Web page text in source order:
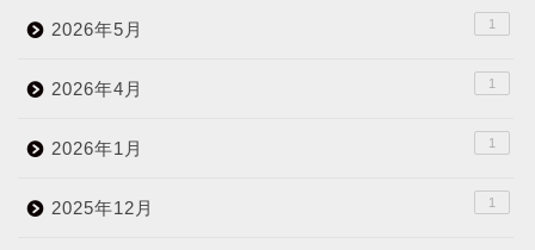
2026年5月 1
2026年4月 1
2026年1月 1
2025年12月 1